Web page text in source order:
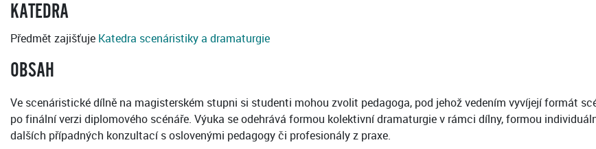
KATEDRA
Předmět zajišťuje Katedra scenáristiky a dramaturgie
OBSAH
Ve scenáristické dílně na magisterském stupni si studenti mohou zvolit pedagoga, pod jehož vedením vyvíjejí formát
po finální verzi diplomového scénáře. Výuka se odehrává formou kolektivní dramaturgie v rámci dílny, formou
dalších případných konzultací s oslovenými pedagogy či profesionály z praxe.